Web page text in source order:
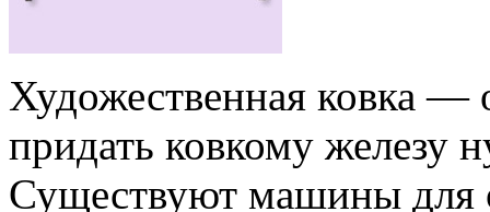
Художественная ковка —
придать ковкому железу
Существуют машины для